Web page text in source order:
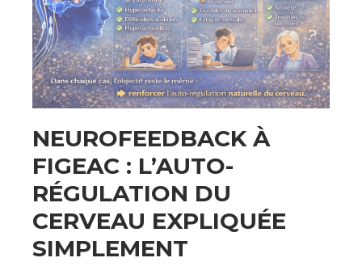
NEUROFEEDBACK À
FIGEAC : L’AUTO-
RÉGULATION DU
CERVEAU EXPLIQUÉE
SIMPLEMENT